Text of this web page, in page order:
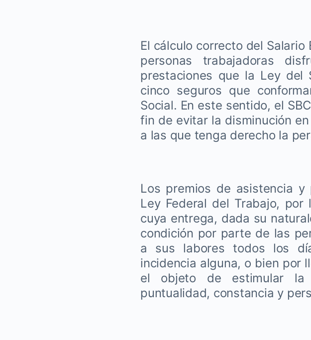
El cálculo correcto del
personas trabajadoras
prestaciones que la Ley del
cinco seguros que
Social. En este sentido, el
fin de evitar la disminución
a las que tenga derecho la
Los premios de asistencia
Ley Federal del Trabajo,
cuya entrega, dada su
condición por parte de las
a sus labores todos los
incidencia alguna, o bien por
el objeto de estimular la
puntualidad, constancia y